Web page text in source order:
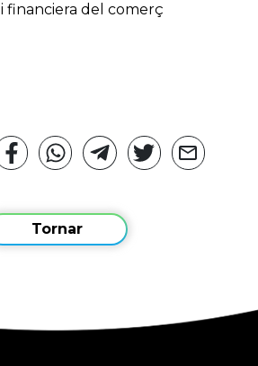
financiera del comerç
Tornar